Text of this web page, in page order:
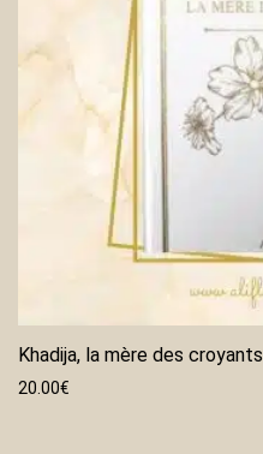
Khadija, la mère des croyants
20.00€